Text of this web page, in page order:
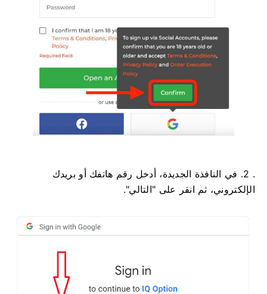
. 2. في النافذة الجديدة، أدخل رقم هاتفك أو بريدك
الإلكتروني، ثم انقر على "التالي".